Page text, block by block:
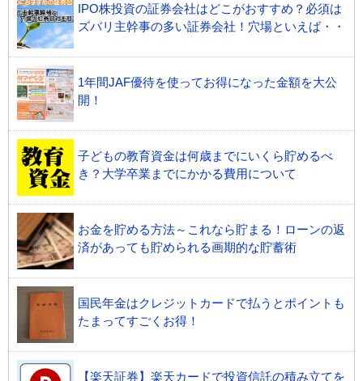
IPO株投資の証券会社はどこがおすすめ？必須は
ズバリ主幹事の多い証券会社！穴場といえば・・
1年間JAF優待を使ってお得になった金額を大公
開！
子どもの教育資金は何歳までにいくら貯めるべ
き？大学卒業までにかかる費用について
お金を貯める方法～これなら貯まる！ローンの返
済があっても貯められる画期的な貯蓄術
国民年金はクレジットカードで払うとポイントも
たまってすごくお得！
【楽天証券】楽天カードで投資信託の積み立てを